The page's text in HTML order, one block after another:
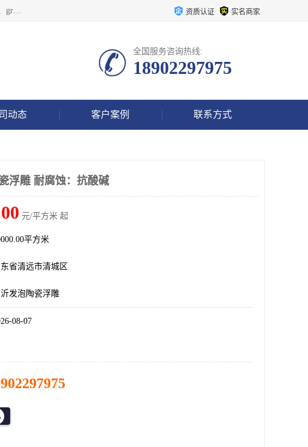
广东饰纪上品建材科技有限公司，主营grg材料、UHPC板、grc构件、uhpc幕墙板、grg厂家、grc厂家、uhpc厂家、GRG吊顶、grg石膏板、grg构件、外墙grc线条、grg造型、grg材料定制，uhpc高性能混凝土，uhpc构件，uhpc镂空挂板，grg材料生产厂家，广东grg厂家，广东grc厂家，联系方式*，2万平厂房，如果您对我公司的产品服务感兴趣，请联系我们。 资质认证 实名商家
全国服务咨询热线:
18902297975
动态 客户案例 联系方式
浮雕 耐腐蚀：抗酸碱
元/平方米 起
平方米
省清远市清城区
沂发泡陶瓷浮雕
08-07